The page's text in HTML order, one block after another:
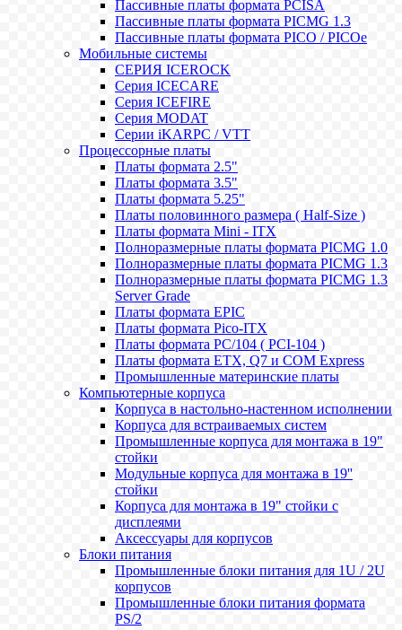
Пассивные платы формата PCISA
Пассивные платы формата PICMG 1.3
Пассивные платы формата PICO / PICOe
Мобильные системы
СЕРИЯ ICEROCK
Серия ICECARE
Серия ICEFIRE
Серия MODAT
Серии iKARPC / VTT
Процессорные платы
Платы формата 2.5"
Платы формата 3.5"
Платы формата 5.25"
Платы половинного размера ( Half-Size )
Платы формата Mini - ITX
Полноразмерные платы формата PICMG 1.0
Полноразмерные платы формата PICMG 1.3
Полноразмерные платы формата PICMG 1.3
Server Grade
Платы формата EPIC
Платы формата Pico-ITX
Платы формата PC/104 ( PCI-104 )
Платы формата ETX, Q7 и COM Express
Промышленные материнские платы
Компьютерные корпуса
Корпуса в настольно-настенном исполнении
Корпуса для встраиваемых систем
Промышленные корпуса для монтажа в 19"
стойки
Модульные корпуса для монтажа в 19''
стойки
Корпуса для монтажа в 19" стойки с
дисплеями
Аксессуары для корпусов
Блоки питания
Промышленные блоки питания для 1U / 2U
корпусов
Промышленные блоки питания формата
PS/2